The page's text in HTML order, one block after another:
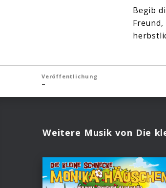
Begib
Veröffentlichung
–
Weitere Musik von Die